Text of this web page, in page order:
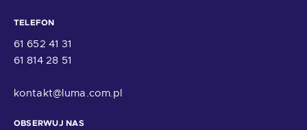
TELEFON
61 652 41 31
61 814 28 51
kontakt@luma.com.pl
OBSERWUJ NAS